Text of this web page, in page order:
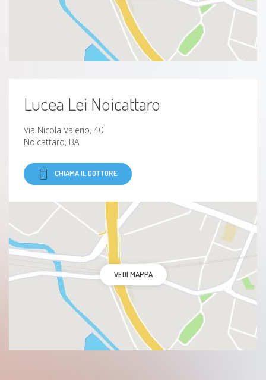
Coxa valga
Tachicardia parossistica (TPSV)
Acrocianosi
Infarto cerebrale
Emofilia B
Insufficienza coronarica
Miocardite
Sindrome di Eisenmenger
Endocardite
Lucea Lei Noicattaro
Via Nicola Valerio, 40
Noicattaro, BA
CHIAMA IL DOTTORE
VEDI MAPPA